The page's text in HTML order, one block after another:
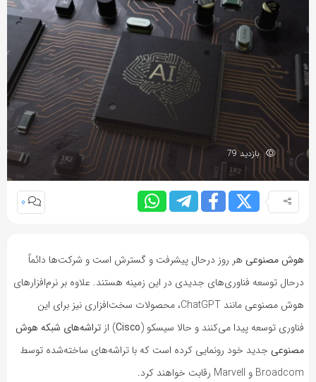
بازدید 79
0
هوش مصنوعی هر روز درحال پیشرفت و گسترش است و شرکت‌ها دائماً
درحال توسعه فناوری‌های جدیدی در این زمینه هستند. علاوه بر نرم‌افزارهای
هوش مصنو‌عی مانند ChatGPT، محصولات سخت‌افزاری نیز برای این
فناوری توسعه پیدا می‌کنند و حالا سیسکو (Cisco) از تراشه‌های شبکه هو‌ش
مصنوعی جدید خود رونمایی کرده است که با تراشه‌های ساخته‌شده توسط
Broadcom و Marvell رقابت خواهند کرد.